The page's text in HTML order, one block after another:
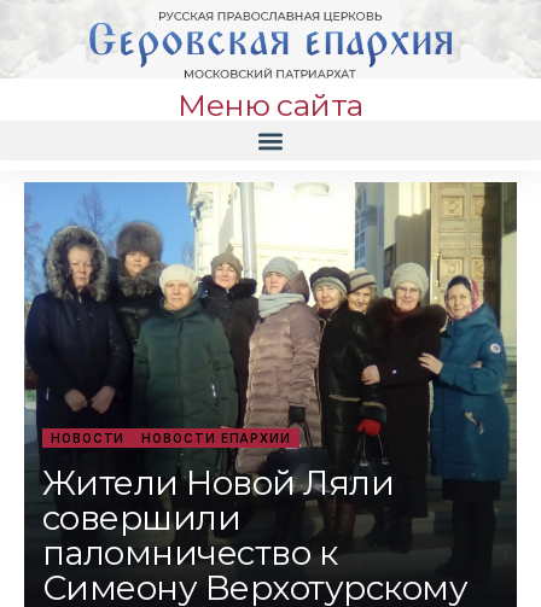
Меню сайта
НОВОСТИ НОВОСТИ ЕПАРХИИ
Жители Новой Ляли
совершили
паломничество к
Симеону Верхотурскому